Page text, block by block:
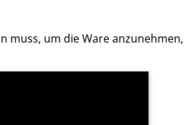
muss, um die Ware anzunehmen,